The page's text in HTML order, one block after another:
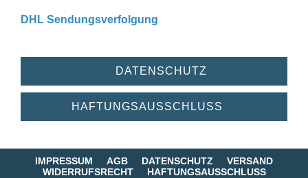
DHL Sendungsverfolgung
DATENSCHUTZ
HAFTUNGSAUSSCHLUSS
IMPRESSUM AGB DATENSCHUTZ
VERSAND
WIDERRUFSRECHT
HAFTUNGSAUSSCHLUSS